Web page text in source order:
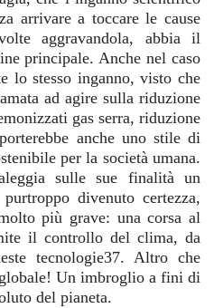
arrivare a toccare le cause
aggravandola, abbia il
principale. Anche nel caso
lo stesso inganno, visto che
ad agire sulla riduzione
gas serra, riduzione
anche uno stile di
per la società umana.
sulle sue finalità un
divenuto certezza,
più grave: una corsa al
il controllo del clima, da
tecnologie37. Altro che
Un imbroglio a fini di
del pianeta.